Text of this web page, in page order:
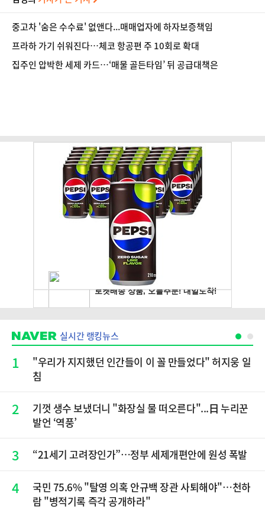
중고차 '숨은 수수료' 없앤다...매매업자에 하자보증책임
프라하 가기 쉬워진다…체코 항공편 주 10회로 확대
집주인 압박한 세제 카드…‘매물 골든타임’ 뒤 공급대책은
실시간 랭킹뉴스
1
"우리가 지지했던 인간들이 이 꼴 만들었다" 허지웅 일
침
2
기껏 생수 보냈더니 "화장실 물 떠오른다"...日 누리꾼
발언 ‘역풍’
3 “21세기 고려장인가”…정부 세제개편안에 원성 폭발
4
국민 75.6% "탈영 의혹 안규백 장관 사퇴해야"…천하
람 "병적기록 즉각 공개하라"